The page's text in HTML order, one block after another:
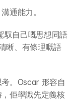
通能力。
馭自己嘅思想同語
晰、有條理嘅語
。Oscar 形容自
佢學識先定義核